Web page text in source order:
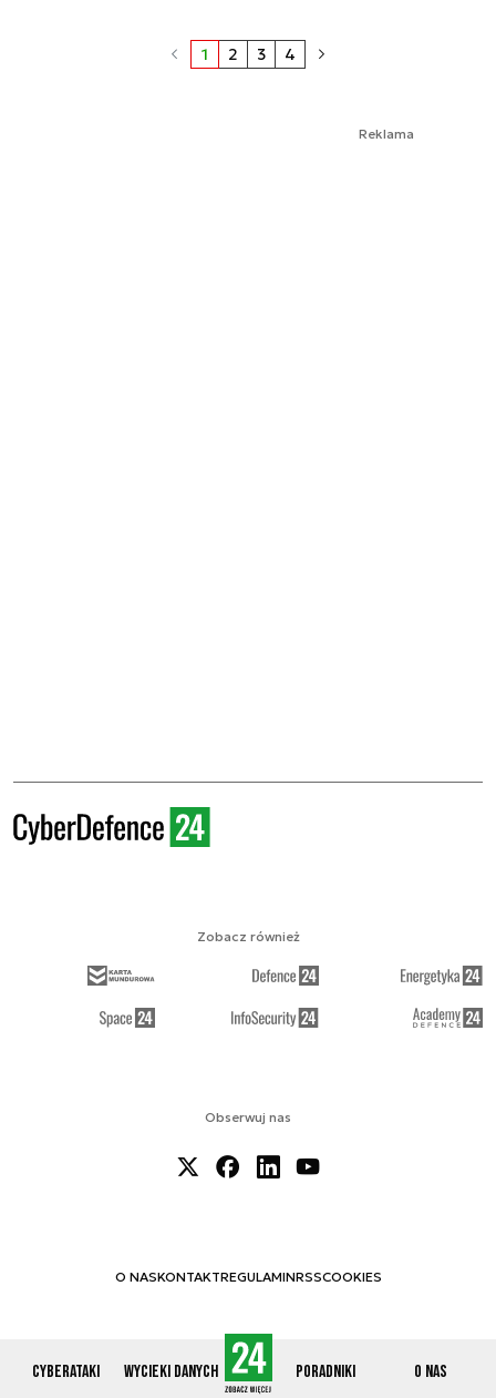
Cyberataki Wycieki danych Poradniki O nas
1 2 3 4
Reklama
Obserwuj nas
O NASKONTAKTREGULAMINRSSCOOKIES
Zobacz również
© 2012-2026 CYBERDEFENCE24